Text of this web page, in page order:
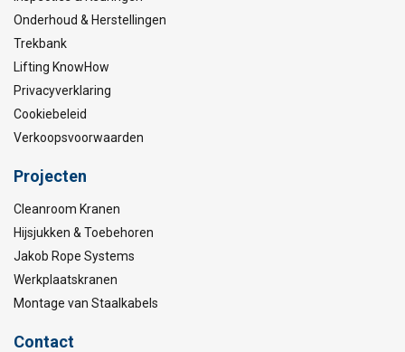
Onderhoud & Herstellingen
Trekbank
Lifting KnowHow
Privacyverklaring
Cookiebeleid
Verkoopsvoorwaarden
Projecten
Cleanroom Kranen
Hijsjukken & Toebehoren
Jakob Rope Systems
Werkplaatskranen
Montage van Staalkabels
Contact